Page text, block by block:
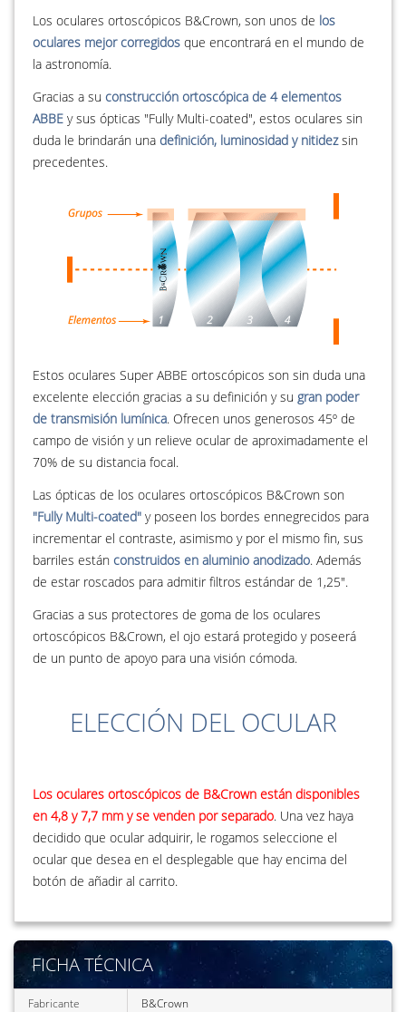
Los oculares ortoscópicos B&Crown, son unos de los
oculares mejor corregidos que encontrará en el mundo de
la astronomía.
Gracias a su construcción ortoscópica de 4 elementos
ABBE y sus ópticas "Fully Multi-coated", estos oculares sin
duda le brindarán una definición, luminosidad y nitidezsin
precedentes.
Estos oculares Super ABBE ortoscópicos son sin duda una
excelente elección gracias a su definición y su gran poder
de transmisión lumínica. Ofrecen unos generosos 45º de
campo de visión y un relieve ocular de aproximadamente el
70% de su distancia focal.
Las ópticas de los oculares ortoscópicos B&Crown son
"Fully Multi-coated" y poseen los bordes ennegrecidos para
incrementar el contraste, asimismo y por el mismo fin, sus
barriles están construidos en aluminio anodizado. Además
de estar roscados para admitir filtros estándar de 1,25".
Gracias a sus protectores de goma de los oculares
ortoscópicos B&Crown, el ojo estará protegido y poseerá
de un punto de apoyo para una visión cómoda.
ELECCIÓN DEL OCULAR
Los oculares ortoscópicos de B&Crown están disponibles
en 4,8 y 7,7 mm y se venden por separado. Una vez haya
decidido que ocular adquirir, le rogamos seleccione el
ocular que desea en el desplegable que hay encima del
botón de añadir al carrito.
FICHA TÉCNICA
Fabricante
B&Crown